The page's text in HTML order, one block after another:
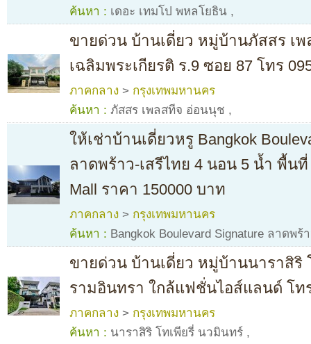
ค้นหา : เดอะ เทมโป พหลโยธิน ,
ขายด่วน บ้านเดี่ยว หมู่บ้านภัสสร เ
เฉลิมพระเกียรติ ร.9 ซอย 87 โทร
ภาคกลาง > กรุงเทพมหานคร
ค้นหา : ภัสสร เพลสทีจ อ่อนนุช ,
ให้เช่าบ้านเดี่ยวหรู Bangkok
ลาดพร้าว-เสรีไทย 4 นอน 5 น้ำ พื้นที่
Mall ราคา 150000 บาท
ภาคกลาง > กรุงเทพมหานคร
ค้นหา : Bangkok Boulevard Signature ลาดพร้
ขายด่วน บ้านเดี่ยว หมู่บ้านนาราสิริ
รามอินทรา ใกล้แฟชั่นไอส์แลนด์ โทร
ภาคกลาง > กรุงเทพมหานคร
ค้นหา : นาราสิริ โทเพียรี่ นวมินทร์ ,